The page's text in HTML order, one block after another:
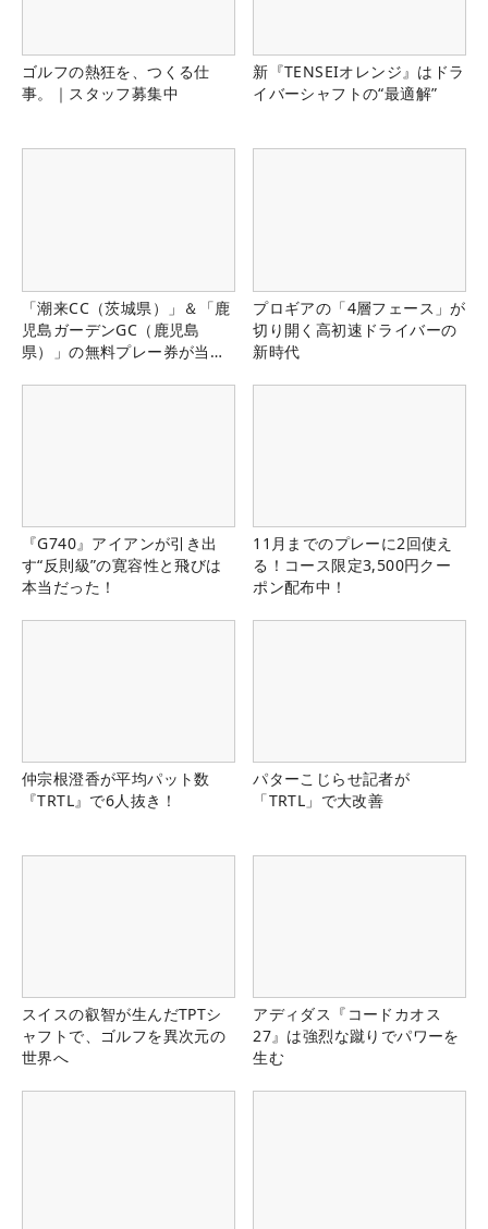
ゴルフの熱狂を、つくる仕
事。｜スタッフ募集中
新『TENSEIオレンジ』はドラ
イバーシャフトの“最適解”
「潮来CC（茨城県）」＆「鹿
児島ガーデンGC（鹿児島
県）」の無料プレー券が当た
プロギアの「4層フェース」が
切り開く高初速ドライバーの
新時代
『G740』アイアンが引き出
す“反則級”の寛容性と飛びは
本当だった！
11月までのプレーに2回使え
る！コース限定3,500円クー
ポン配布中！
仲宗根澄香が平均パット数
『TRTL』で6人抜き！
パターこじらせ記者が
「TRTL」で大改善
スイスの叡智が生んだTPTシ
ャフトで、ゴルフを異次元の
世界へ
アディダス『コードカオス
27』は強烈な蹴りでパワーを
生む